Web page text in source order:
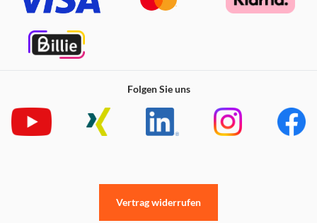
Folgen Sie uns
Vertrag widerrufen